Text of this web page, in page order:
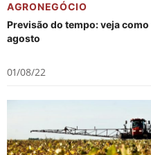
AGRONEGÓCIO
Previsão do tempo: veja
agosto
01/08/22